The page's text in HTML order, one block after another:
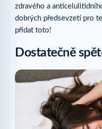
zdravého a
dobrých předsevzetí pro
přidat toto!
Dostatečně